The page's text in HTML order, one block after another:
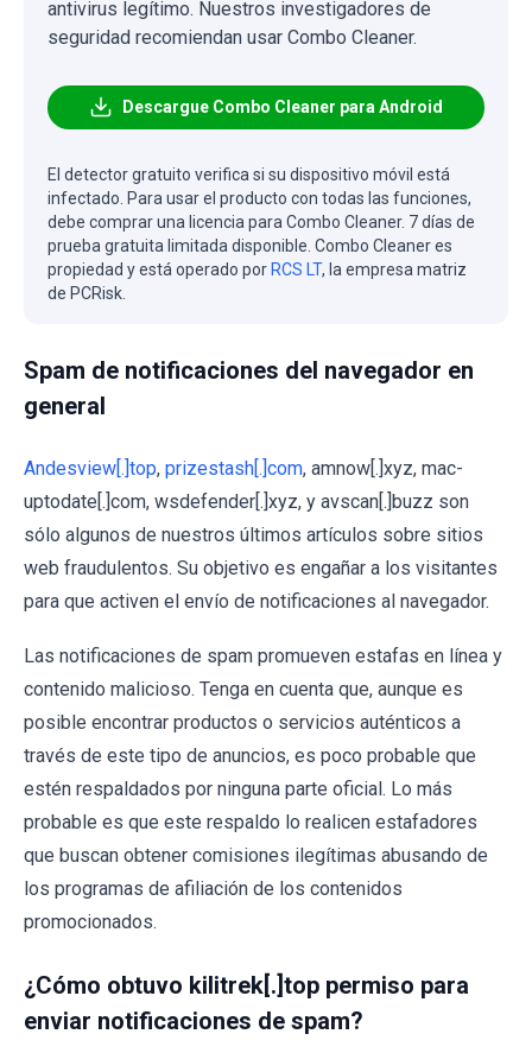
antivirus legítimo. Nuestros investigadores de
seguridad recomiendan usar Combo Cleaner.
Descargue Combo Cleaner para Android
El detector gratuito verifica si su dispositivo móvil está
infectado. Para usar el producto con todas las funciones,
debe comprar una licencia para Combo Cleaner. 7 días de
prueba gratuita limitada disponible. Combo Cleaner es
propiedad y está operado por RCS LT, la empresa matriz
de PCRisk.
Spam de notificaciones del navegador en
general
Andesview[.]top, prizestash[.]com, amnow[.]xyz, mac-
uptodate[.]com, wsdefender[.]xyz, y avscan[.]buzz son
sólo algunos de nuestros últimos artículos sobre sitios
web fraudulentos. Su objetivo es engañar a los visitantes
para que activen el envío de notificaciones al navegador.
Las notificaciones de spam promueven estafas en línea y
contenido malicioso. Tenga en cuenta que, aunque es
posible encontrar productos o servicios auténticos a
través de este tipo de anuncios, es poco probable que
estén respaldados por ninguna parte oficial. Lo más
probable es que este respaldo lo realicen estafadores
que buscan obtener comisiones ilegítimas abusando de
los programas de afiliación de los contenidos
promocionados.
¿Cómo obtuvo kilitrek[.]top permiso para
enviar notificaciones de spam?